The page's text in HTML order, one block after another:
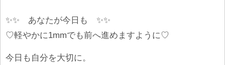
✨✨ あなたが今日も ✨✨
♡軽やかに1mmでも前へ進めますように♡
今日も自分を大切に。